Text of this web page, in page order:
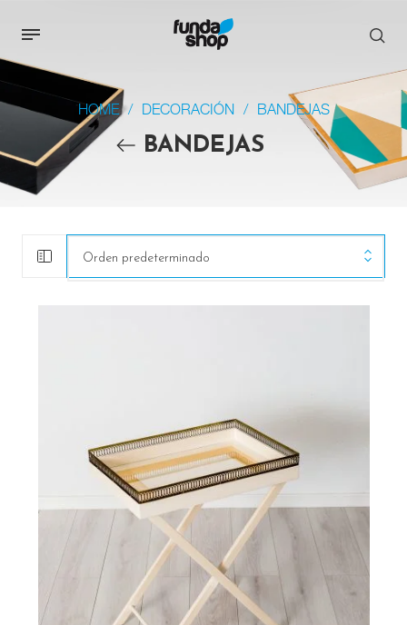
HOME / DECORACIÓN / BANDEJAS
BANDEJAS
Orden predeterminado